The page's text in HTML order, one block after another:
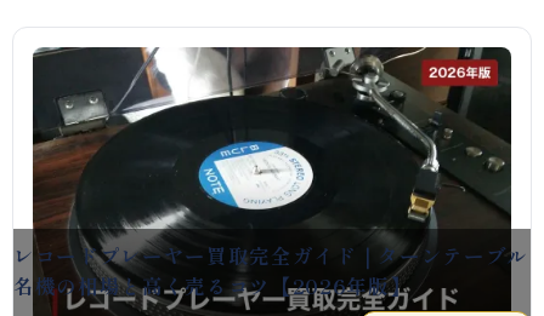
レコードプレーヤー買取完全ガイド｜ターンテーブル
名機の相場と高く売るコツ【2026年版】